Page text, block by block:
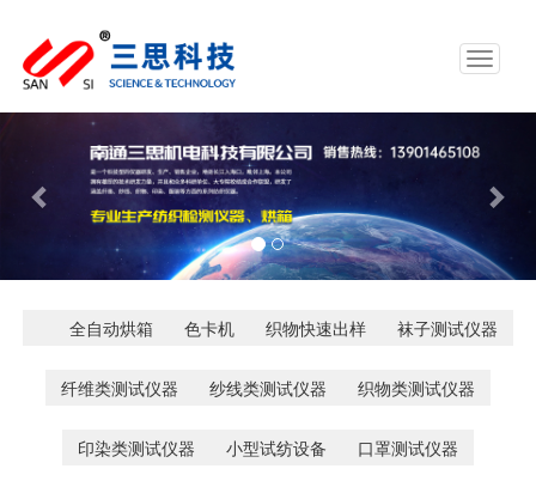
Toggle
Previous
全自动烘箱 色卡机 织物快速出样 袜子测试仪器
纤维类测试仪器 纱线类测试仪器 织物类测试仪器
印染类测试仪器 小型试纺设备 口罩测试仪器